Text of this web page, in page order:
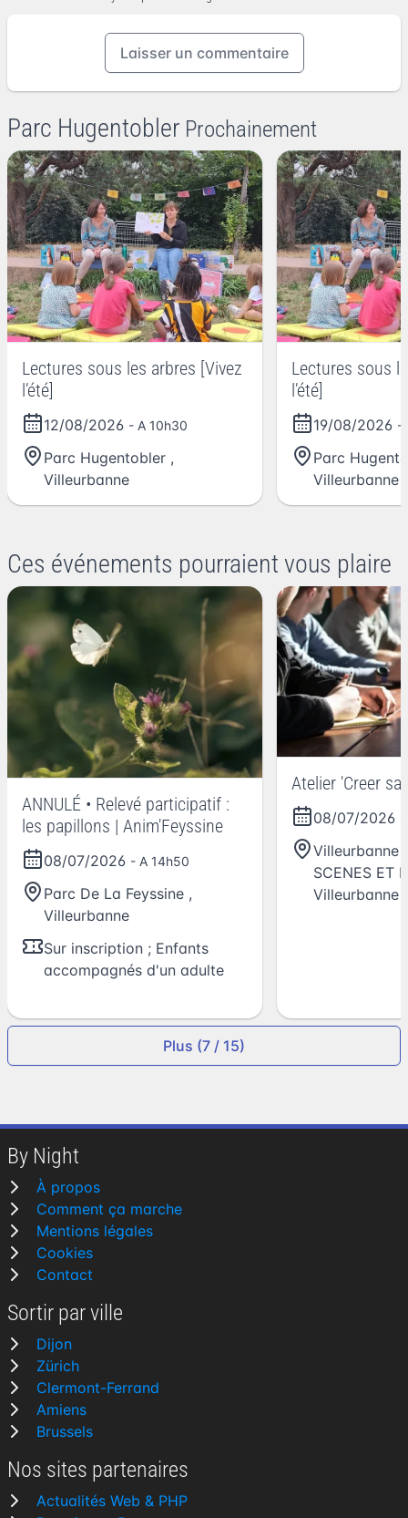
Laisser un commentaire
Parc Hugentobler Prochainement
Lectures sous les arbres [Vivez
l’été]
12/08/2026 - A 10h30
Parc Hugentobler ,
Villeurbanne
Lectures sous
l’été]
19/08/2026 -
Parc
Villeurbanne
Ces événements pourraient vous plaire
ANNULÉ • Relevé participatif :
les papillons | Anim'Feyssine
08/07/2026 - A 14h50
Parc De La Feyssine ,
Villeurbanne
Sur inscription ; Enfants
accompagnés d'un adulte
Atelier 'Creer sa
08/07/2026
Villeurbanne
SCENES ET
Villeurbanne
Plus (7 / 15)
By Night
À propos
Comment ça marche
Mentions légales
Cookies
Contact
Sortir par ville
Dijon
Zürich
Clermont-Ferrand
Amiens
Brussels
Nos sites partenaires
Actualités Web & PHP